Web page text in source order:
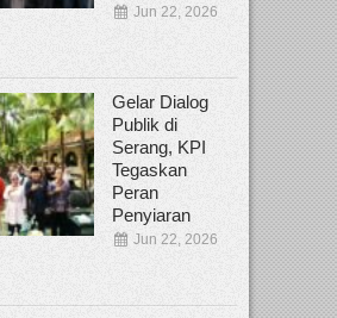
Jun 22, 2026
Gelar Dialog
Publik di
Serang, KPI
Tegaskan
Peran
Penyiaran
Jun 22, 2026